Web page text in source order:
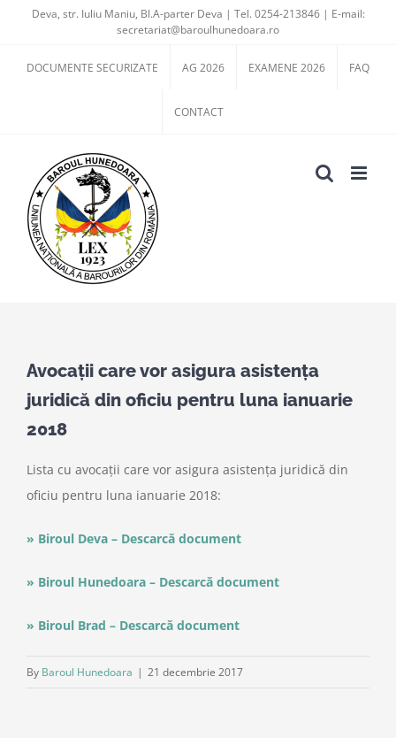
content
Deva, str. Iuliu Maniu, Bl.A-parter Deva | Tel. 0254-213846 | E-mail:
secretariat@baroulhunedoara.ro
DOCUMENTE SECURIZATE AG 2026 EXAMENE 2026 FAQ
CONTACT
Larger
Image
Avocații care vor asigura asistența
juridică din oficiu pentru luna ianuarie
2018
Lista cu avocații care vor asigura asistența juridică din
oficiu pentru luna ianuarie 2018:
» Biroul Deva – Descarcă document
» Biroul Hunedoara – Descarcă document
» Biroul Brad – Descarcă document
By Baroul Hunedoara | 21 decembrie 2017